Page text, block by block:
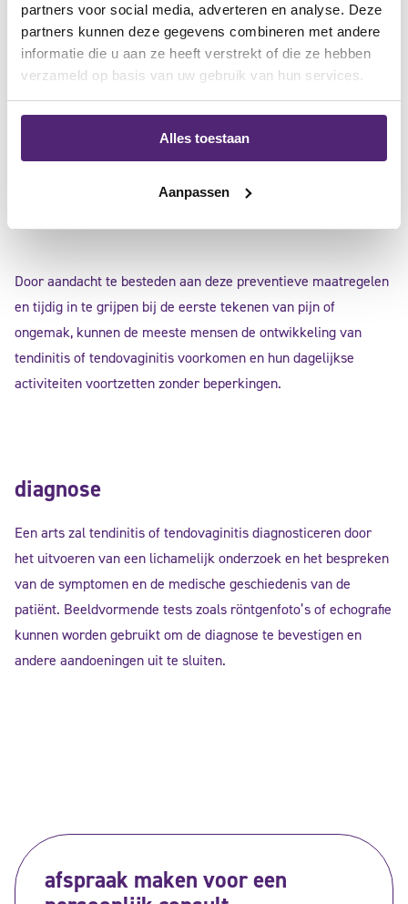
partners voor social media, adverteren en analyse. Deze
partners kunnen deze gegevens combineren met andere
informatie die u aan ze heeft verstrekt of die ze hebben
verzameld op basis van uw gebruik van hun services.
Alles toestaan
Aanpassen
Ergonomische Aanpassingen
: Zorg voor een ergonomische
werkplek om stress op de pezen te verminderen.
Regelmatige Pauzes: Neem regelmatig pauzes tijdens
activiteiten die repetitieve bewegingen vereisen.
Door aandacht te besteden aan deze preventieve maatregelen
en tijdig in te grijpen bij de eerste tekenen van pijn of
ongemak, kunnen de meeste mensen de ontwikkeling van
tendinitis of tendovaginitis voorkomen en hun dagelijkse
activiteiten voortzetten zonder beperkingen.
diagnose
Een arts zal tendinitis of tendovaginitis diagnosticeren door
het uitvoeren van een lichamelijk onderzoek en het bespreken
van de symptomen en de medische geschiedenis van de
patiënt. Beeldvormende tests zoals röntgenfoto’s of echografie
kunnen worden gebruikt om de diagnose te bevestigen en
andere aandoeningen uit te sluiten.
afspraak maken voor een